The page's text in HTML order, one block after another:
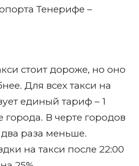
Тенерифе –
стоит дороже, но оно
Для всех такси на
единый тариф – 1
города. В черте городов
раза меньше.
на такси после 22:00